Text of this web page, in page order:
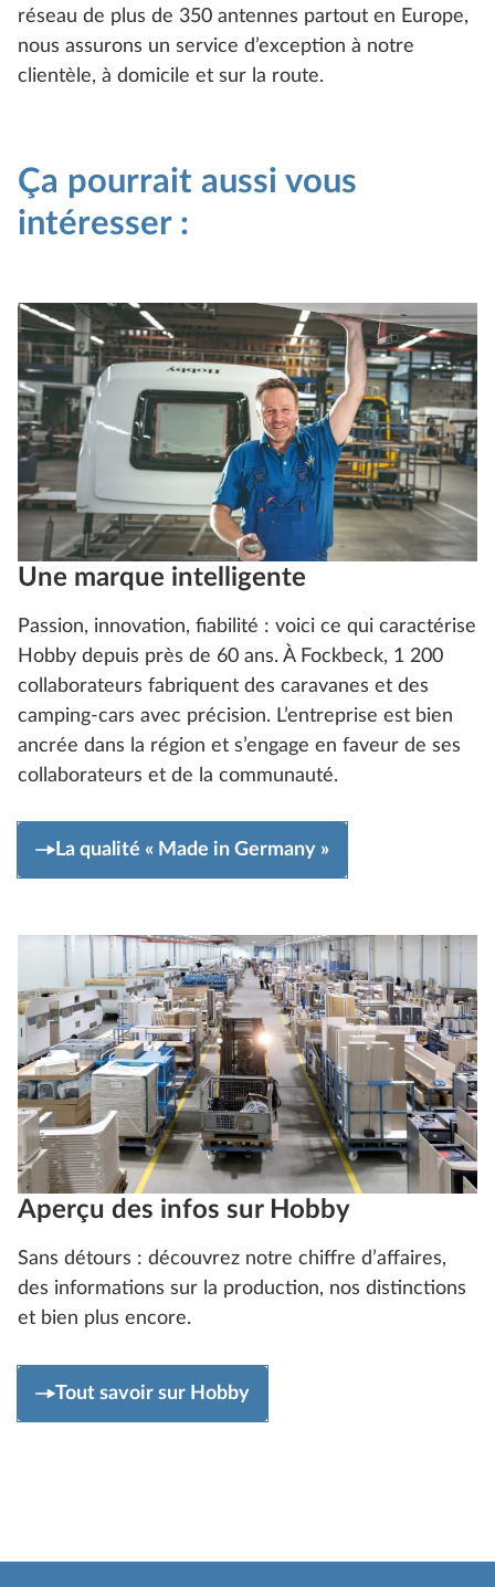
réseau de plus de 350 antennes partout en Europe,
nous assurons un service d’exception à notre
clientèle, à domicile et sur la route.
Ça pourrait aussi vous
intéresser :
Une marque intelligente
Passion, innovation, fiabilité : voici ce qui caractérise
Hobby depuis près de 60 ans. À Fockbeck, 1 200
collaborateurs fabriquent des caravanes et des
camping-cars avec précision. L’entreprise est bien
ancrée dans la région et s’engage en faveur de ses
collaborateurs et de la communauté.
La qualité « Made in Germany »
Aperçu des infos sur Hobby
Sans détours : découvrez notre chiffre d’affaires,
des informations sur la production, nos distinctions
et bien plus encore.
Tout savoir sur Hobby